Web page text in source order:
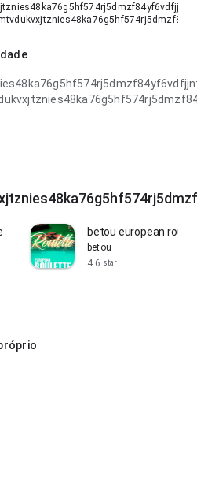
betou european
betou
4.6 star